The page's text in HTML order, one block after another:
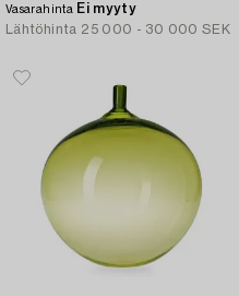
Vasarahinta Ei myyty
Lähtöhinta 25 000 - 30 000 SEK